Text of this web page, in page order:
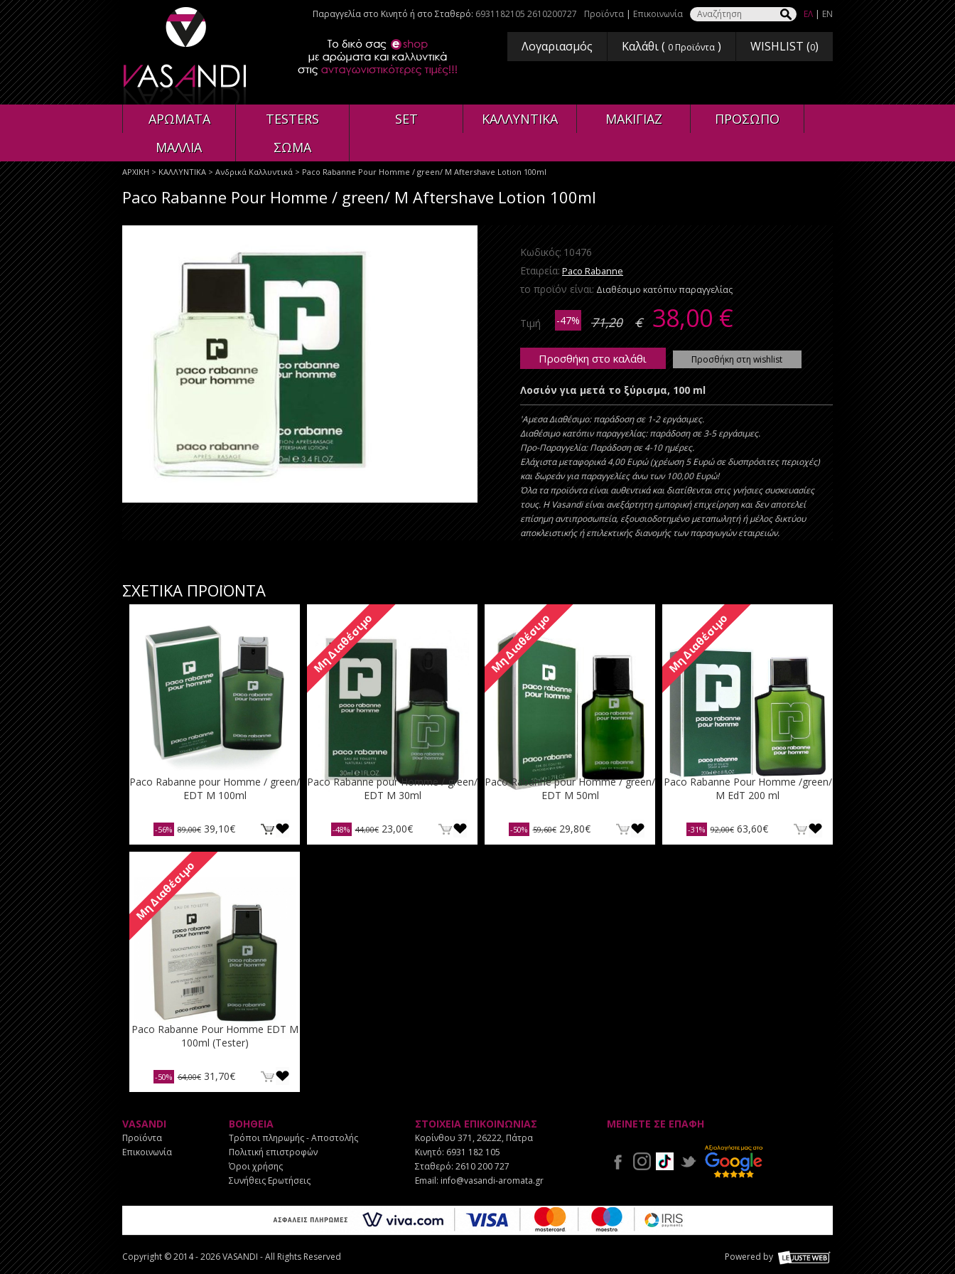
Παραγγελία στο Κινητό ή στο Σταθερό: 6931182105 2610200727 Προϊόντα | Επικοινωνία ΕΛ | EN
Λογαριασμός Καλάθι ( 0 Προϊόντα ) WISHLIST (0)
ΑΡΩΜΑΤΑ TESTERS SET ΚΑΛΛΥΝΤΙΚΑ ΜΑΚΙΓΙΑΖ
ΠΡΟΣΩΠΟ
ΜΑΛΛΙΑ
ΣΩΜΑ
ΑΡΧΙΚΗ > ΚΑΛΛΥΝΤΙΚΑ > Ανδρικά Καλλυντικά > Paco Rabanne Pour Homme / green/ M Aftershave Lotion 100ml
Paco Rabanne Pour Homme / green/ M Aftershave Lotion 100ml
Κωδικός: 10476
Εταιρεία: Paco Rabanne
το προϊόν είναι: Διαθέσιμο κατόπιν παραγγελίας
Τιμή -47% 71,20 € 38,00 €
Προσθήκη στο καλάθι Προσθήκη στη wishlist
Λοσιόν για μετά το ξύρισμα, 100 ml
'Aμεσα Διαθέσιμο: παράδοση σε 1-2 εργάσιμες.
Διαθέσιμο κατόπιν παραγγελίας: παράδοση σε 3-5 εργάσιμες.
Προ-Παραγγελία: Παράδοση σε 4-10 ημέρες.
Ελάχιστα μεταφορικά 4,00 Ευρώ (χρέωση 5 Ευρώ σε δυσπρόσιτες περιοχές)
και δωρεάν για παραγγελίες άνω των 100,00 Ευρώ!
Όλα τα προϊόντα είναι αυθεντικά και διατίθενται στις γνήσιες συσκευασίες
τους. Η Vasandi είναι ανεξάρτητη εμπορική επιχείρηση και δεν αποτελεί
επίσημη αντιπροσωπεία, εξουσιοδοτημένο μεταπωλητή ή μέλος δικτύου
αποκλειστικής ή επιλεκτικής διανομής των παραγωγών εταιρειών.
ΣΧΕΤΙΚΑ ΠΡΟΪΟΝΤΑ
Paco Rabanne pour Homme / green/
EDT M 100ml
-56% 89,00€ 39,10€
Μη Διαθέσιμο
Paco Rabanne pour Homme / green/
EDT M 30ml
-48% 44,00€ 23,00€
Μη Διαθέσιμο
Paco Rabanne pour Homme / green/
EDT M 50ml
-50% 59,60€ 29,80€
Μη Διαθέσιμο
Paco Rabanne Pour Homme /green/
M EdT 200 ml
-31% 92,00€ 63,60€
Μη Διαθέσιμο
Paco Rabanne Pour Homme EDT M
100ml (Tester)
-50% 64,00€ 31,70€
VASANDI
Προϊόντα
Επικοινωνία
ΒΟΗΘΕΙΑ
Τρόποι πληρωμής - Αποστολής
Πολιτική επιστροφών
Όροι χρήσης
Συνήθεις Ερωτήσεις
ΣΤΟΙΧΕΙΑ ΕΠΙΚΟΙΝΩΝΙΑΣ
Κορίνθου 371, 26222, Πάτρα
Κινητό: 6931 182 105
Σταθερό: 2610 200 727
Email: info@vasandi-aromata.gr
ΜΕΙΝΕΤΕ ΣΕ ΕΠΑΦΗ
Copyright © 2014 - 2026 VASANDI - All Rights Reserved Powered by